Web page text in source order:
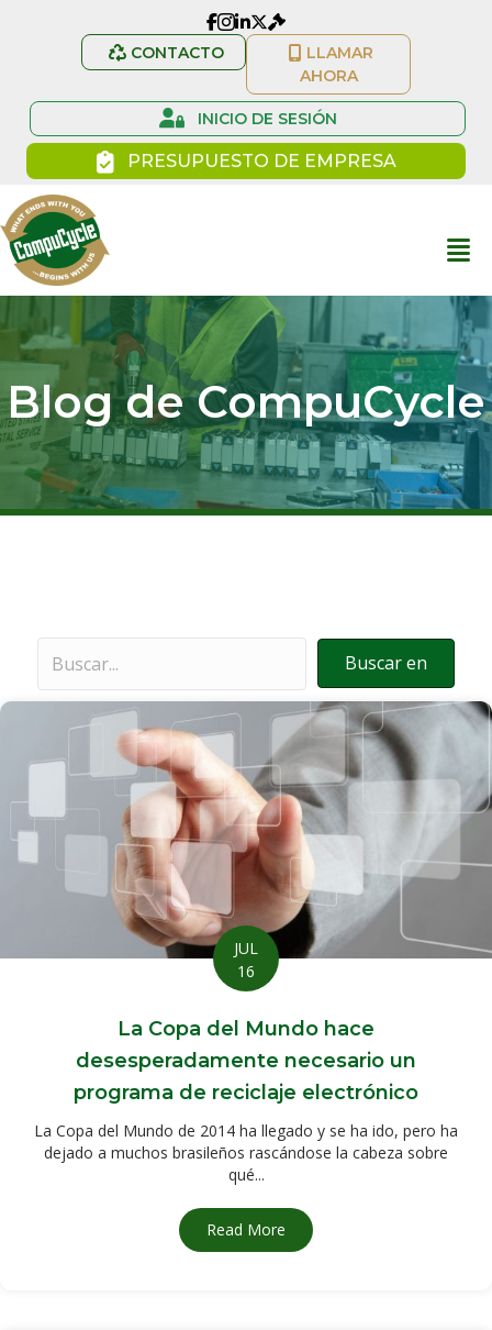
Enlace de Facebook de CompuCycle
Enlace de Instagram de CompuCycle
LinkedIn Perfil CompuCycle
CONTACTO
LLAMAR
AHORA
INICIO DE SESIÓN
PRESUPUESTO DE EMPRESA
Blog de CompuCycle
Buscar en
JUL
16
La Copa del Mundo hace
desesperadamente necesario un
programa de reciclaje electrónico
La Copa del Mundo de 2014 ha llegado y se ha ido, pero ha
dejado a muchos brasileños rascándose la cabeza sobre
qué...
Read More about El Mundial de Fútbol